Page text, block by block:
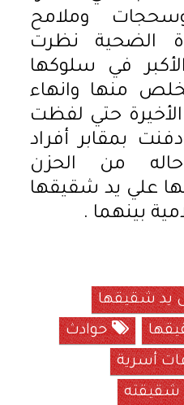
وملامح
الضحية نظرت
في سلوكها
منها وانهاء
الأخيرة حتي لفظت
بمقابر أفراد
من الحزن
علي يد شقيقها
بينهما .
يد شقيقها
حوادث
أسرية